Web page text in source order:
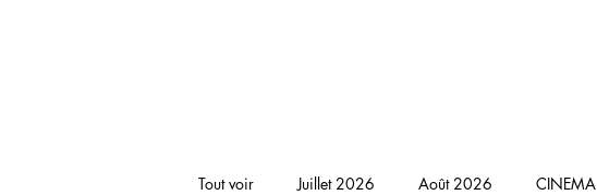
Tout voir Juillet 2026 Août 2026 CINEMA